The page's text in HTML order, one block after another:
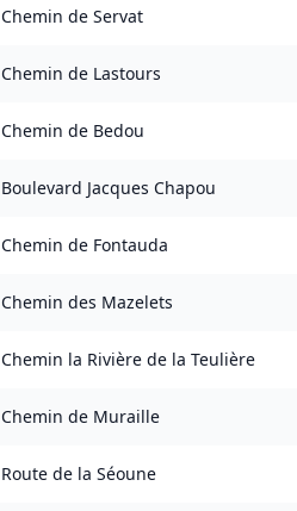
Chemin de Servat
Chemin de Lastours
Chemin de Bedou
Boulevard Jacques Chapou
Chemin de Fontauda
Chemin des Mazelets
Chemin la Rivière de la Teulière
Chemin de Muraille
Route de la Séoune